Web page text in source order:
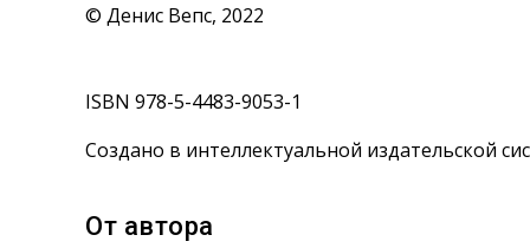
© Денис Вепс, 2022
ISBN 978-5-4483-9053-1
Создано в интеллектуальной издательской
От автора